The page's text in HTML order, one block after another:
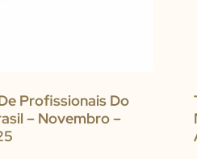
Profissionais Do
– Novembro –